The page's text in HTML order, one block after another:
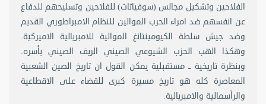
الفلاحين وتشكيل مجالس (سوفياتات) للفلاحين وتسليحهم للدفاع
عن انفسهم ضد امراء الحرب الموالين للنظام الامبراطوري القديم
وضد جيش سلطة الكيومينتانغ الموالية للامبريالية الاميركية.
وهكذا الهب الحزب الشيوعي الصيني الريف الصيني بأسره.
وبنظرة تاريخية ــ مستقبلية يمكن القول ان تاريخ الصين الشعبية
المعاصرة كله هو تاريخ مسيرة كبرى للقضاء على الاقطاعية
والرأسمالية والامبريالية.